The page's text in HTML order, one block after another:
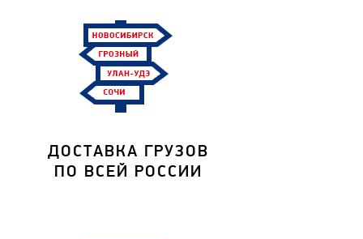
ДОСТАВКА ГРУЗОВ
ПО ВСЕЙ РОССИИ